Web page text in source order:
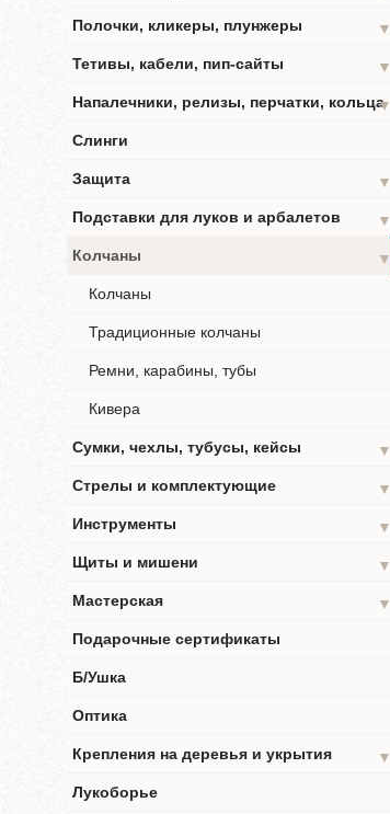
Полочки, кликеры, плунжеры
▼
Тетивы, кабели, пип-сайты
▼
Напалечники, релизы, перчатки, кольца▼
Слинги
Защита
▼
Подставки для луков и арбалетов
▼
Колчаны
▼
Колчаны
Традиционные колчаны
Ремни, карабины, тубы
Кивера
Сумки, чехлы, тубусы, кейсы
▼
Стрелы и комплектующие
▼
Инструменты
▼
Щиты и мишени
▼
Мастерская
▼
Подарочные сертификаты
Б/Ушка
Оптика
Крепления на деревья и укрытия
▼
Лукоборье